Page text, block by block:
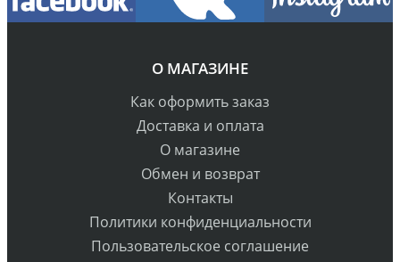
О МАГАЗИНЕ
Как оформить заказ
Доставка и оплата
О магазине
Обмен и возврат
Контакты
Политики конфиденциальности
Пользовательское соглашение